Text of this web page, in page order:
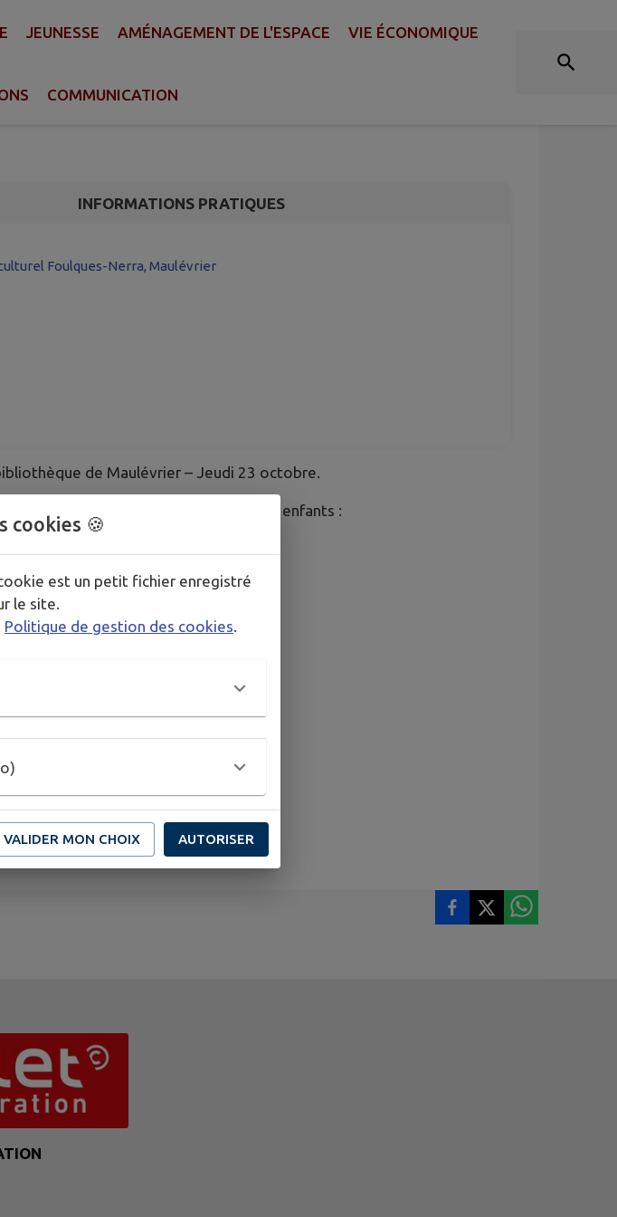
JEUNESSE AMÉNAGEMENT DE L'ESPACE VIE ÉCONOMIQUE
COMMUNICATION
INFORMATIONS PRATIQUES
Foulques-Nerra, Maulévrier
de Maulévrier – Jeudi 23 octobre.
ludique et captivante pour les enfants :
à 6 ans
7 à 11 ans
auprès de la bibliothèque !
cookies 🍪
est un petit fichier enregistré
le site.
Politique de gestion des cookies.
VALIDER MON CHOIX AUTORISER